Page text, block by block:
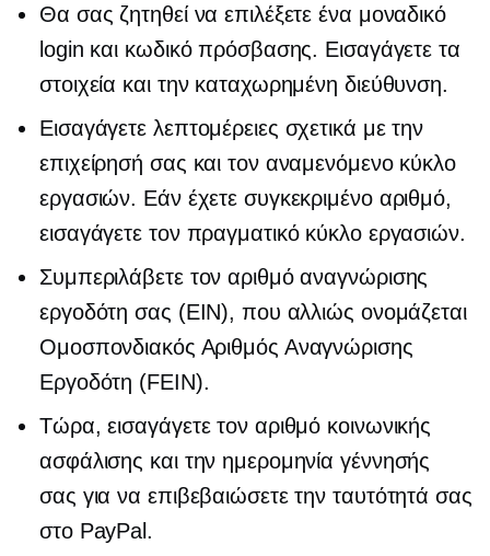
Θα σας ζητηθεί να επιλέξετε ένα μοναδικό
login και κωδικό πρόσβασης. Εισαγάγετε τα
στοιχεία και την καταχωρημένη διεύθυνση.
Εισαγάγετε λεπτομέρειες σχετικά με την
επιχείρησή σας και τον αναμενόμενο κύκλο
εργασιών. Εάν έχετε συγκεκριμένο αριθμό,
εισαγάγετε τον πραγματικό κύκλο εργασιών.
Συμπεριλάβετε τον αριθμό αναγνώρισης
εργοδότη σας (EIN), που αλλιώς ονομάζεται
Ομοσπονδιακός Αριθμός Αναγνώρισης
Εργοδότη (FEIN).
Τώρα, εισαγάγετε τον αριθμό κοινωνικής
ασφάλισης και την ημερομηνία γέννησής
σας για να επιβεβαιώσετε την ταυτότητά σας
στο PayPal.